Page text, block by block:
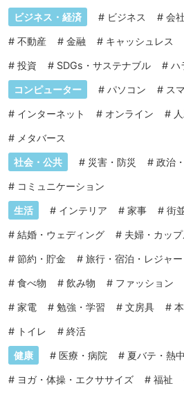
ビジネス・経済 # ビジネス # 会社
# 不動産 # 金融 # キャッシュレス
# 投資 # SDGs・サステナブル # ハ
コンピューター # パソコン # ス
# インターネット # オンライン #
# メタバース
社会・公共 # 災害・防災 # 政治
# コミュニケーション
生活 # インテリア # 家事 # 街
# 結婚・ウェディング # 夫婦・カッ
# 節約・貯金 # 旅行・宿泊・レジャー
# 食べ物 # 飲み物 # ファッション
# 家電 # 勉強・学習 # 文房具 # 本
# トイレ # 終活
健康 # 医療・病院 # 夏バテ・熱
# ヨガ・体操・エクササイズ # 福祉